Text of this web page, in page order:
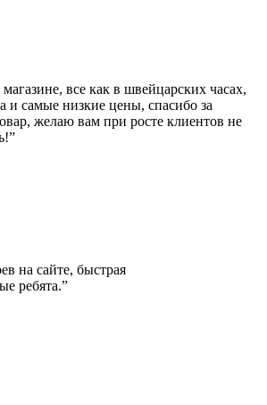
все как в швейцарских часах,
и самые низкие цены, спасибо за
желаю вам при росте клиентов не
на сайте, быстрая
ребята.”